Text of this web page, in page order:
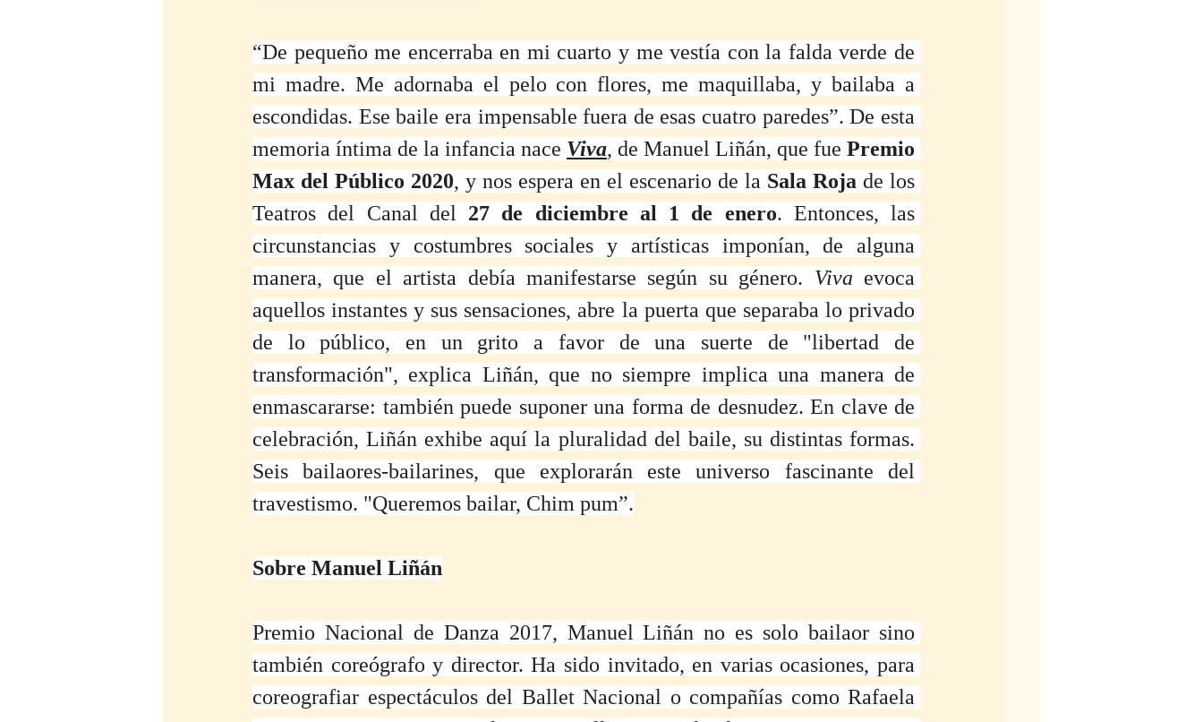
“De pequeño me encerraba en mi cuarto y me vestía con la falda verde de
mi madre. Me adornaba el pelo con flores, me maquillaba, y bailaba a
escondidas. Ese baile era impensable fuera de esas cuatro paredes”. De esta
memoria íntima de la infancia nace Viva, de Manuel Liñán, que fue Premio
Max del Público 2020, y nos espera en el escenario de la Sala Roja de los
Teatros del Canal del 27 de diciembre al 1 de enero. Entonces, las
circunstancias y costumbres sociales y artísticas imponían, de alguna
manera, que el artista debía manifestarse según su género. Viva evoca
aquellos instantes y sus sensaciones, abre la puerta que separaba lo privado
de lo público, en un grito a favor de una suerte de "libertad de
transformación", explica Liñán, que no siempre implica una manera de
enmascararse: también puede suponer una forma de desnudez. En clave de
celebración, Liñán exhibe aquí la pluralidad del baile, su distintas formas.
Seis bailaores-bailarines, que explorarán este universo fascinante del
travestismo. "Queremos bailar, Chim pum”.
Sobre Manuel Liñán
Premio Nacional de Danza 2017, Manuel Liñán no es solo bailaor sino
también coreógrafo y director. Ha sido invitado, en varias ocasiones, para
coreografiar espectáculos del Ballet Nacional o compañías como Rafaela